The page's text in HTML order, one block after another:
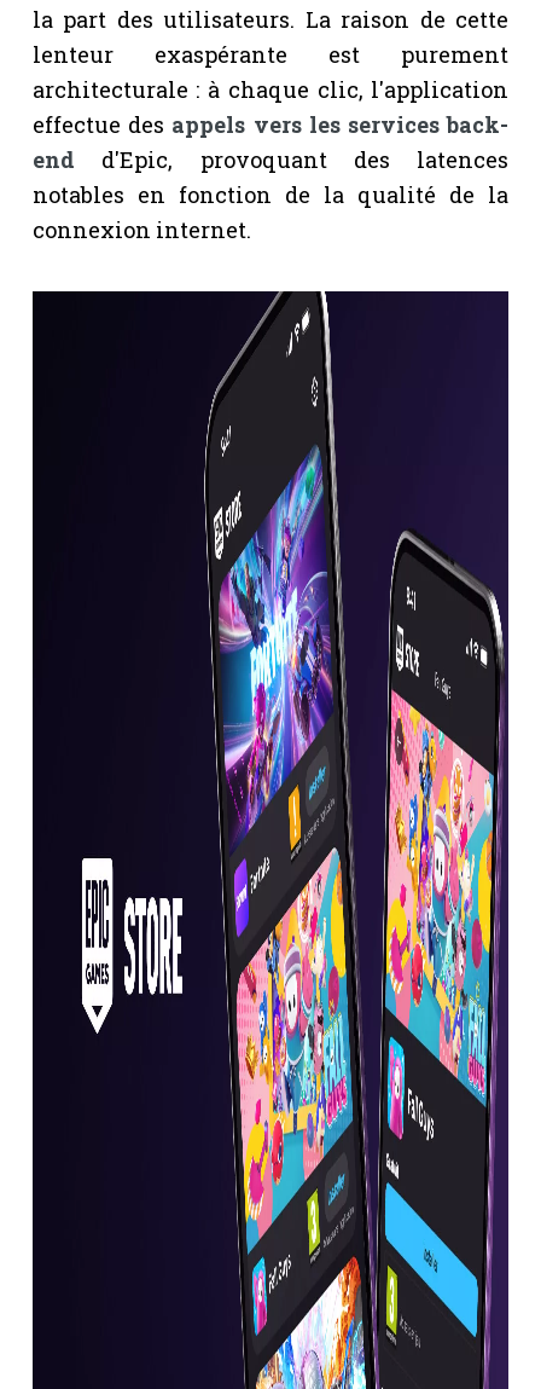
la part des utilisateurs. La raison de cette
lenteur exaspérante est purement
architecturale : à chaque clic, l'application
effectue des appels vers les services back-
end d'Epic, provoquant des latences
notables en fonction de la qualité de la
connexion internet.